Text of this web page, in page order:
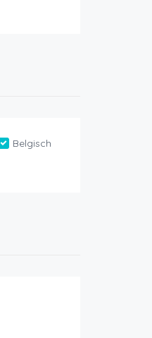
Belgisch